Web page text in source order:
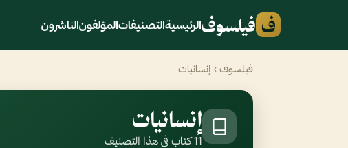
ف فيلسوفالرئيسيةالتصنيفاتالمؤلفونالناشرون
فيلسوف › إنسانيات
إنسانيات
11 كتاب في هذا التصنيف